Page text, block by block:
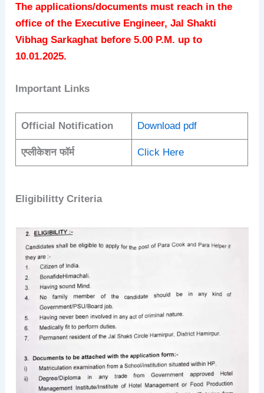
The applications/documents must reach in the
office of the Executive Engineer, Jal Shakti
Vibhag Sarkaghat before 5.00 P.M. up to
10.01.2025.
Important Links
Official Notification Download pdf
एप्लीकेशन फॉर्म Click Here
Eligibilitty Criteria